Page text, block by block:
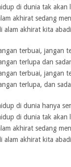
di dunia tak akan
akhirat sedang
alam akhirat kita
terbuai, jangan
terlupa dan
terbuai, jangan
terlupa, dan
di dunia hanya
di dunia tak akan
akhirat sedang
alam akhirat kita